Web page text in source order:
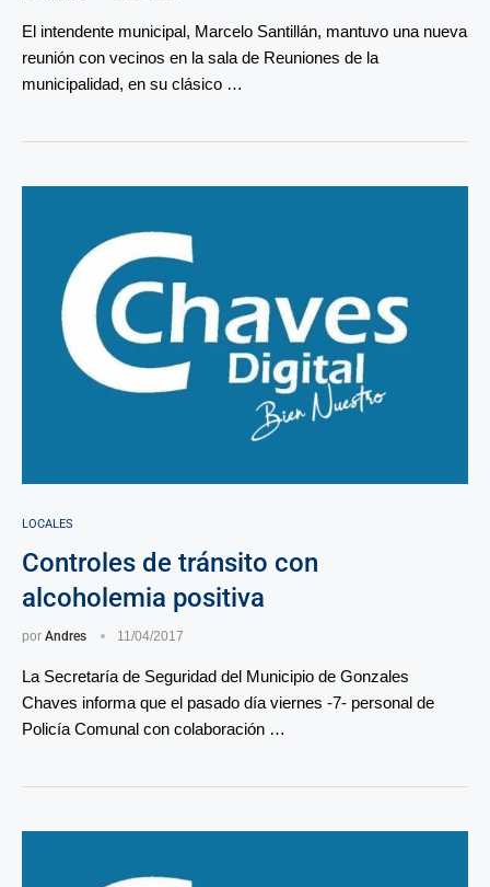
El intendente municipal, Marcelo Santillán, mantuvo una nueva
reunión con vecinos en la sala de Reuniones de la
municipalidad, en su clásico …
LOCALES
Controles de tránsito con
alcoholemia positiva
por Andres 11/04/2017
La Secretaría de Seguridad del Municipio de Gonzales
Chaves informa que el pasado día viernes -7- personal de
Policía Comunal con colaboración …